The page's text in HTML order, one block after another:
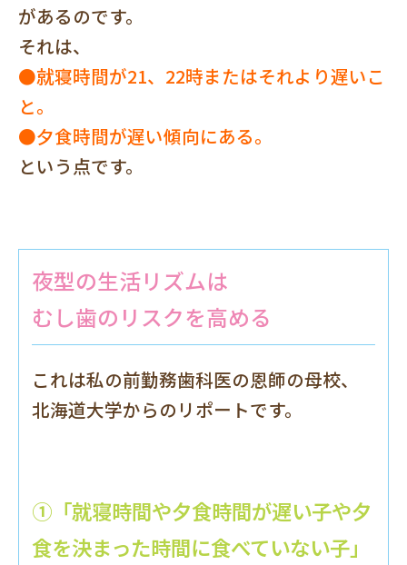
があるのです。
それは、
●就寝時間が21、22時またはそれより遅いこ
と。
●夕食時間が遅い傾向にある。
という点です。
夜型の生活リズムは
むし歯のリスクを高める
これは私の前勤務歯科医の恩師の母校、
北海道大学からのリポートです。
①「就寝時間や夕食時間が遅い子や夕
食を決まった時間に食べていない子」